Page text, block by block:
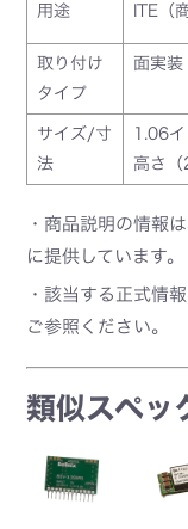
用途 ITE（
取り付け
タイプ
面実装
サイズ/寸
法
1.06
高さ
・商品説明の情報
に提供しています。
・該当する正式情
ご参照ください。
類似スペッ